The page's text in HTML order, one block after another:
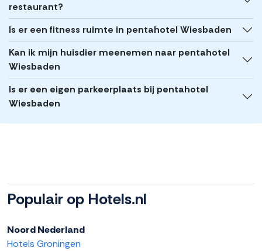
restaurant?
Is er een fitness ruimte in pentahotel Wiesbaden
Kan ik mijn huisdier meenemen naar pentahotel
Wiesbaden
Is er een eigen parkeerplaats bij pentahotel
Wiesbaden
Populair op Hotels.nl
Noord Nederland
Hotels Groningen